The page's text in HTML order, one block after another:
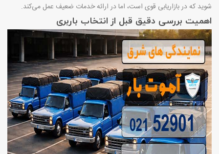
شوید که در بازاریابی قوی است، اما در ارائه خدمات ضعیف عمل می‌کند.
اهمیت بررسی دقیق قبل از انتخاب باربری